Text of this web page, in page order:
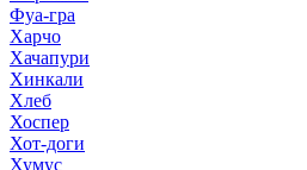
Фуа-гра
Харчо
Хачапури
Хинкали
Хлеб
Хоспер
Хот-доги
Хумус